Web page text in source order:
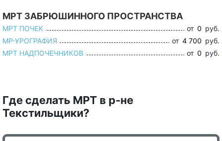
МРТ ЗАБРЮШИННОГО ПРОСТРАНСТВА
МРТ ПОЧЕК от 0 руб.
МР-УРОГРАФИЯ
от 4 700 руб.
МРТ НАДПОЧЕЧНИКОВ
от 0 руб.
Где сделать МРТ в р-не
Текстильщики?